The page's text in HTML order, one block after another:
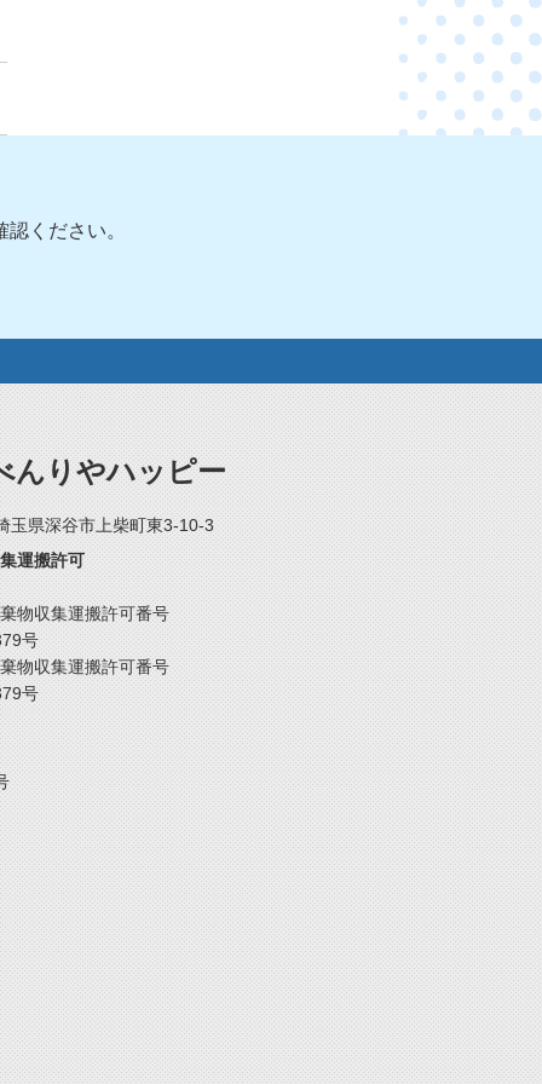
認ください。
んりやハッピー
玉県深谷市上柴町東3-10-3
運搬許可
物収集運搬許可番号
号
物収集運搬許可番号
号